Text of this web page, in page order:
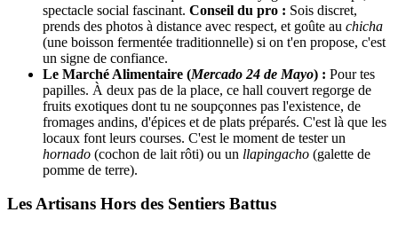
spectacle social fascinant. Conseil du pro : Sois discret,
prends des photos à distance avec respect, et goûte au chicha
(une boisson fermentée traditionnelle) si on t'en propose, c'est
un signe de confiance.
Le Marché Alimentaire (Mercado 24 de Mayo) : Pour tes
papilles. À deux pas de la place, ce hall couvert regorge de
fruits exotiques dont tu ne soupçonnes pas l'existence, de
fromages andins, d'épices et de plats préparés. C'est là que les
locaux font leurs courses. C'est le moment de tester un
hornado (cochon de lait rôti) ou un llapingacho (galette de
pomme de terre).
Les Artisans Hors des Sentiers Battus